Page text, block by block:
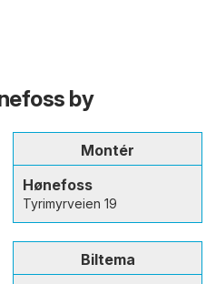
by
Montér
Hønefoss
Tyrimyrveien 19
Biltema